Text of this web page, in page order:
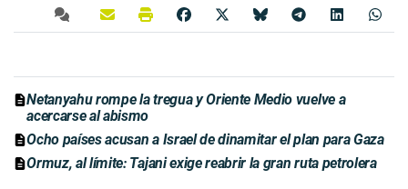
Netanyahu rompe la tregua y Oriente Medio vuelve a
acercarse al abismo
Ocho países acusan a Israel de dinamitar el plan para Gaza
Ormuz, al límite: Tajani exige reabrir la gran ruta petrolera